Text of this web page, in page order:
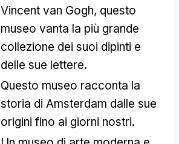
Vincent van Gogh, questo
museo vanta la più grande
collezione dei suoi dipinti e
delle sue lettere.
Questo museo racconta la
storia di Amsterdam dalle sue
origini fino ai giorni nostri.